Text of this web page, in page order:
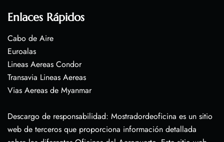
Enlaces Rápidos
Cabo de Aire
Euroalas
Lineas Aereas Condor
Transavia Lineas Aereas
Vias Aereas de Myanmar
Descargo de responsabilidad: Mostradordeoficina es un sitio
web de terceros que proporciona información detallada